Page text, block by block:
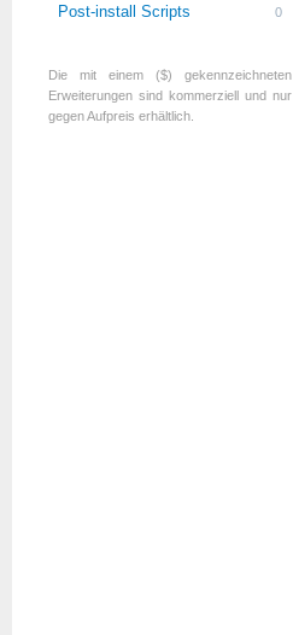
Post-install Scripts 0
Die mit einem ($) gekennzeichneten
Erweiterungen sind kommerziell und nur
gegen Aufpreis erhältlich.